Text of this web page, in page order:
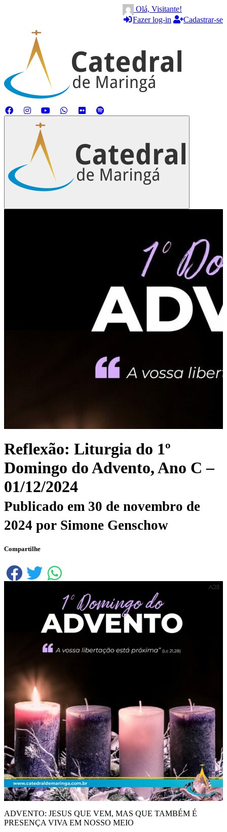
Olá, Visitante!
Fazer log-in
Cadastrar-se
Reflexão: Liturgia do 1º
Domingo do Advento, Ano C –
01/12/2024
Publicado em 30 de novembro de
2024 por Simone Genschow
Compartilhe
ADVENTO: JESUS QUE VEM, MAS QUE TAMBÉM É
PRESENÇA VIVA EM NOSSO MEIO